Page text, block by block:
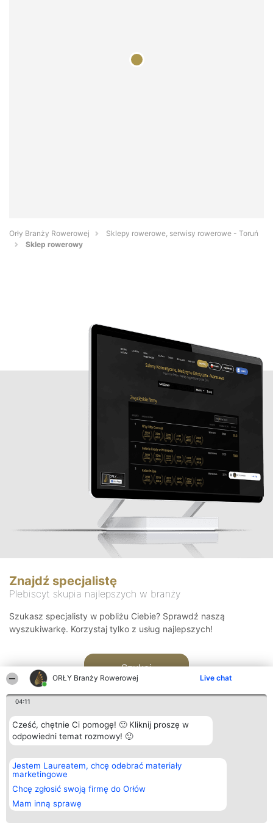
ORŁY Branży Rowerowej Live chat
04:11
Cześć, chętnie Ci pomogę! 🙂 Kliknij proszę w
odpowiedni temat rozmowy! 🙂
Jestem Laureatem, chcę odebrać materiały
marketingowe
Chcę zgłosić swoją firmę do Orłów
Mam inną sprawę
Orły Branży Rowerowej
Sklepy rowerowe, serwisy rowerowe - Toruń
Sklep rowerowy
Znajdź specjalistę
Plebiscyt skupia najlepszych w branży
Szukasz specjalisty w pobliżu Ciebie? Sprawdź naszą
wyszukiwarkę. Korzystaj tylko z usług najlepszych!
Szukaj
Organizator plebiscytu
Bright Side Solutions sp. z o.
o. sp. k.
ul. Ruska 22
Wrocław 50-079
KRS 0000749100 | Regon
381313360 | NIP 8943132676
Plebiscyt
Laureaci
wszystkich
Laureatów
Regulamin
Kontakt
Kontakt